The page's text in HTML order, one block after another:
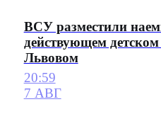
ВСУ разместили
действующем детском
Львовом
20:59
7 АВГ